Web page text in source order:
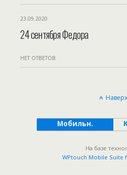
23.09.2020
24 сентября Федора
НЕТ ОТВЕТОВ
Наверх
Мобильн.
На базе
WPtouch Mobile Suite